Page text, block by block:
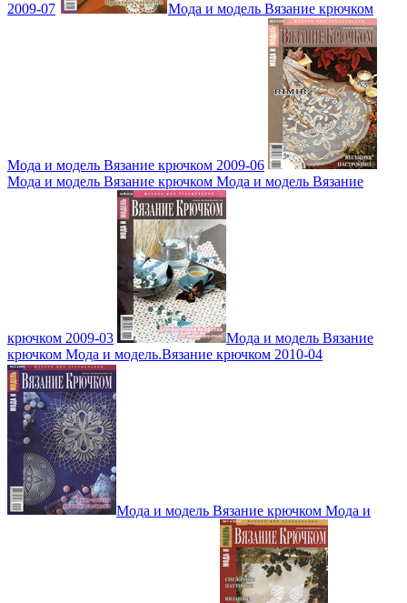
2009-07 Мода и модель Вязание крючком
Мода и модель Вязание крючком 2009-06
Мода и модель Вязание крючком Мода и модель Вязание
крючком 2009-03
Мода и модель Вязание
крючком Мода и модель.Вязание крючком 2010-04
Мода и модель Вязание крючком Мода и